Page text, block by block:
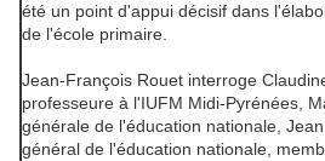
été un point d'appui décisif dans
de l'école primaire.
Jean-François Rouet interroge
professeure à l'IUFM Midi-Pyrénées,
générale de l'éducation nationale,
général de l'éducation nationale,